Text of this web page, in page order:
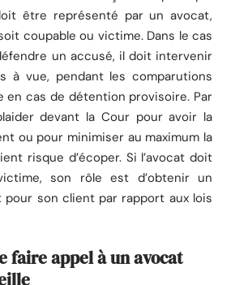
être représenté par un avocat,
coupable ou victime. Dans le cas
un accusé, il doit intervenir
à vue, pendant les comparutions
en cas de détention provisoire. Par
devant la Cour pour avoir la
ou pour minimiser au maximum la
risque d’écoper. Si l’avocat doit
son rôle est d’obtenir un
pour son client par rapport aux lois
faire appel à un avocat